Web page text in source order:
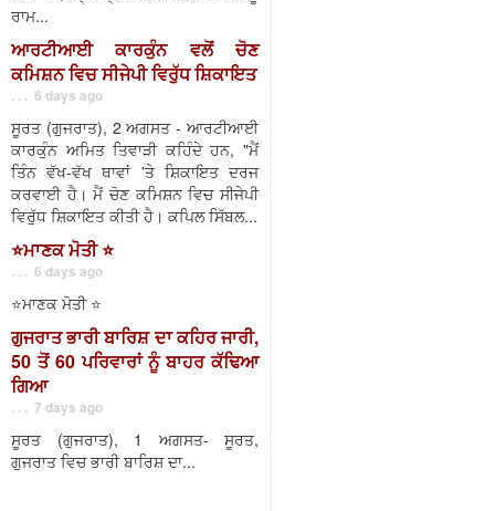
ਰਾਮ...
ਆਰਟੀਆਈ ਕਾਰਕੁੰਨ ਵਲੋਂ ਚੋਣ
ਕਮਿਸ਼ਨ ਵਿਚ ਸੀਜੇਪੀ ਵਿਰੁੱਧ ਸ਼ਿਕਾਇਤ
. . . 6 days ago
ਸੂਰਤ (ਗੁਜਰਾਤ), 2 ਅਗਸਤ - ਆਰਟੀਆਈ
ਕਾਰਕੁੰਨ ਅਮਿਤ ਤਿਵਾੜੀ ਕਹਿੰਦੇ ਹਨ, "ਮੈਂ
ਤਿੰਨ ਵੱਖ-ਵੱਖ ਥਾਵਾਂ 'ਤੇ ਸ਼ਿਕਾਇਤ ਦਰਜ
ਕਰਵਾਈ ਹੈ। ਮੈਂ ਚੋਣ ਕਮਿਸ਼ਨ ਵਿਚ ਸੀਜੇਪੀ
ਵਿਰੁੱਧ ਸ਼ਿਕਾਇਤ ਕੀਤੀ ਹੈ। ਕਪਿਲ ਸਿੱਬਲ...
⭐️ਮਾਣਕ ਮੋਤੀ ⭐️
. . . 6 days ago
⭐️ਮਾਣਕ ਮੋਤੀ ⭐️
ਗੁਜਰਾਤ ਭਾਰੀ ਬਾਰਿਸ਼ ਦਾ ਕਹਿਰ ਜਾਰੀ,
50 ਤੋਂ 60 ਪਰਿਵਾਰਾਂ ਨੂੰ ਬਾਹਰ ਕੱਢਿਆ
ਗਿਆ
. . . 7 days ago
ਸੂਰਤ (ਗੁਜਰਾਤ), 1 ਅਗਸਤ- ਸੂਰਤ,
ਗੁਜਰਾਤ ਵਿਚ ਭਾਰੀ ਬਾਰਿਸ਼ ਦਾ...